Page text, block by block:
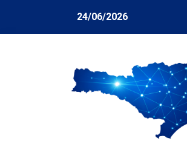
24/06/2026